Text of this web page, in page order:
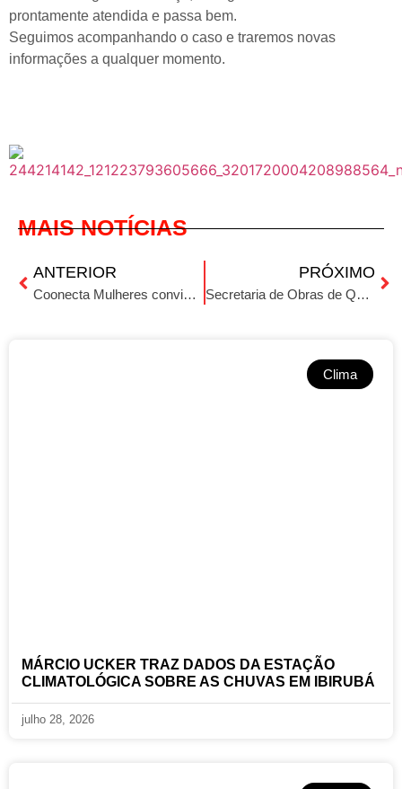
prontamente atendida e passa bem.
Seguimos acompanhando o caso e traremos novas
informações a qualquer momento.
MAIS NOTÍCIAS
ANTERIOR
Coonecta Mulheres convida a Influencer Comadre Adriana
PRÓXIMO
Secretaria de Obras de Quinze de Novembro realiza mutirão de limpeza no interior no Dia do Trabalhador
Clima
MÁRCIO UCKER TRAZ DADOS DA ESTAÇÃO
CLIMATOLÓGICA SOBRE AS CHUVAS EM IBIRUBÁ
julho 28, 2026